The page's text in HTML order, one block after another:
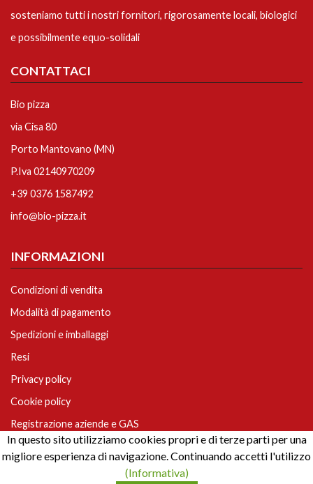
In questo sito utilizziamo cookies propri e di terze parti per una
migliore esperienza di navigazione. Continuando accetti l'utilizzo
(Informativa)
sosteniamo tutti i nostri fornitori, rigorosamente locali, biologici
e possibilmente equo-solidali
CONTATTACI
Bio pizza
via Cisa 80
Porto Mantovano (MN)
P.Iva 02140970209
+39 0376 1587492
info@bio-pizza.it
INFORMAZIONI
Condizioni di vendita
Modalità di pagamento
Spedizioni e imballaggi
Resi
Privacy policy
Cookie policy
Registrazione aziende e GAS
© 2020 Bio Pizza -Powered by Nimaia